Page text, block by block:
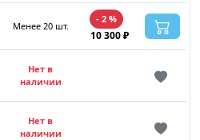
Менее 20 шт.
- 2 %
10 300 ₽
Нет в
наличии
Нет в
наличии